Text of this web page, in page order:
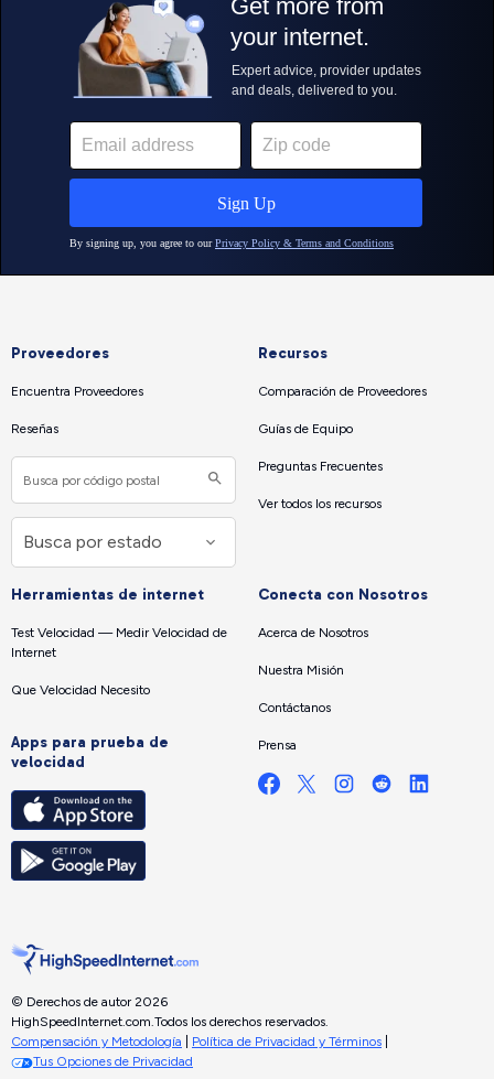
Proveedores
Encuentra Proveedores
Reseñas
Recursos
Comparación de Proveedores
Guías de Equipo
Preguntas Frecuentes
Ver todos los recursos
Herramientas de internet
Test Velocidad — Medir Velocidad de
Internet
Que Velocidad Necesito
Apps para prueba de
velocidad
Conecta con Nosotros
Acerca de Nosotros
Nuestra Misión
Contáctanos
Prensa
© Derechos de autor 2026
HighSpeedInternet.com. Todos los derechos reservados.
Compensación y Metodología
Política de Privacidad y Términos
Tus Opciones de Privacidad